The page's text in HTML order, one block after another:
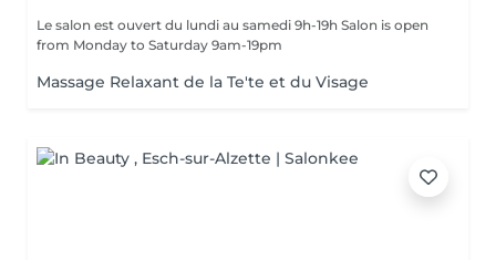
Le salon est ouvert du lundi au samedi 9h-19h Salon is open
from Monday to Saturday 9am-19pm
Massage Relaxant de la Te'te et du Visage